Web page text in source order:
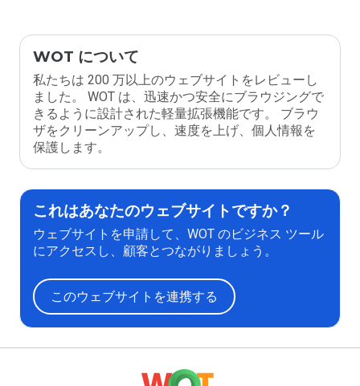
WOT について
私たちは 200 万以上のウェブサイトをレビューし
ました。 WOT は、迅速かつ安全にブラウジングで
きるように設計された軽量拡張機能です。 ブラウ
ザをクリーンアップし、速度を上げ、個人情報を
保護します。
これはあなたのウェブサイトですか？
ウェブサイトを申請して、WOT のビジネス ツール
にアクセスし、顧客とつながりましょう。
このウェブサイトを連携する